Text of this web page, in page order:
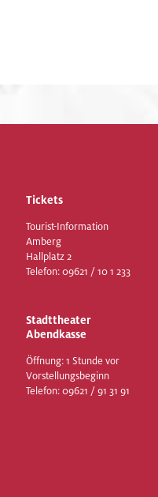
Tickets
Tourist-Information
Amberg
Hallplatz 2
Telefon:09621 / 10 1 233
Stadttheater
Abendkasse
Öffnung: 1 Stunde vor
Vorstellungsbeginn
Telefon:09621 / 91 31 91